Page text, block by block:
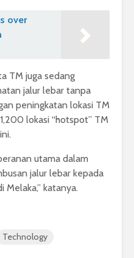
over
TM juga sedang
jalur lebar tanpa
peningkatan lokasi TM
lokasi “hotspot” TM
utama dalam
jalur lebar kepada
Melaka,” katanya.
Technology